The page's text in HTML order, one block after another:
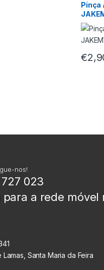
€
nos!
727 023
para a rede móvel
Santa Maria da Feira